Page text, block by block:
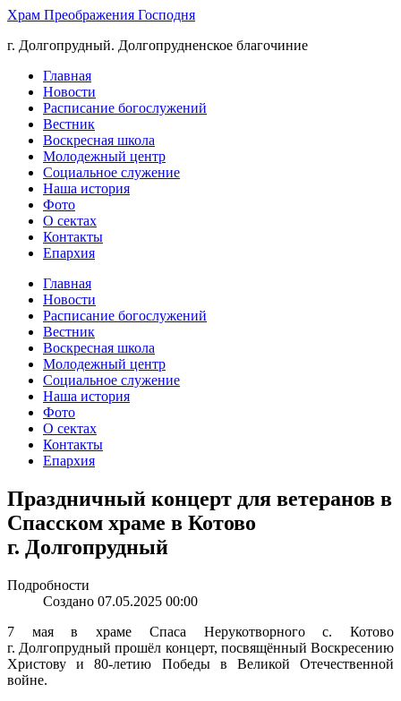
Храм Преображения Господня
г. Долгопрудный. Долгопрудненское благочиние
Главная
Новости
Расписание богослужений
Вестник
Воскресная школа
Молодежный центр
Социальное служение
Наша история
Фото
О сектах
Контакты
Епархия
Главная
Новости
Расписание богослужений
Вестник
Воскресная школа
Молодежный центр
Социальное служение
Наша история
Фото
О сектах
Контакты
Епархия
Праздничный концерт для ветеранов в
Спасском храме в Котово
г. Долгопрудный
Подробности
Создано 07.05.2025 00:00
7 мая в храме Спаса Нерукотворного с. Котово
г. Долгопрудный прошёл концерт, посвящённый Воскресению
Христову и 80-летию Победы в Великой Отечественной
войне.